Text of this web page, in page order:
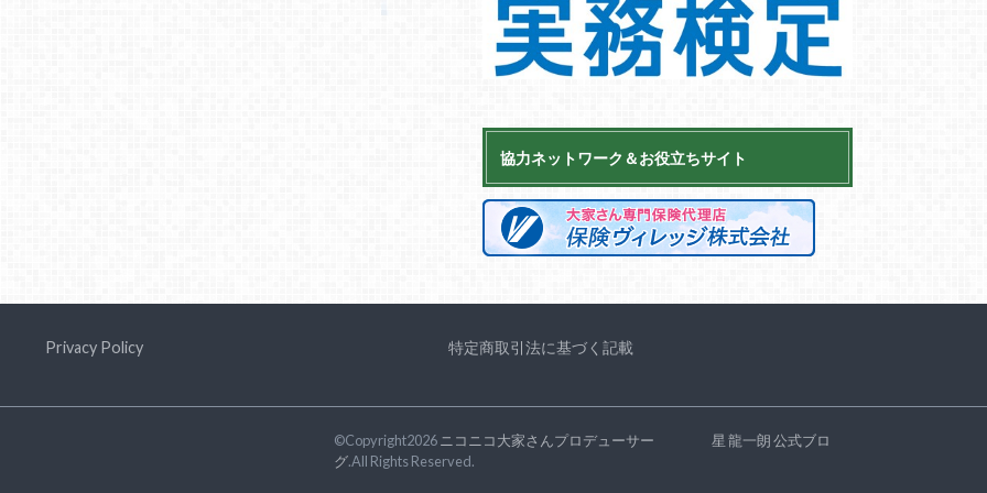
協力ネットワーク＆お役立ちサイト
Privacy Policy 特定商取引法に基づく記載
©Copyright2026 ニコニコ大家さんプロデューサー 星 龍一朗 公式ブロ
グ.All Rights Reserved.